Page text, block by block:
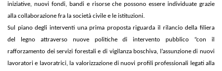
iniziative, nuovi fondi, bandi e risorse che possono essere individuate grazie
alla collaborazione fra la società civile e le istituzioni.
Sul piano degli interventi una prima proposta riguarda il rilancio della filiera
del legno attraverso nuove politiche di intervento pubblico “con il
rafforzamento dei servizi forestali e di vigilanza boschiva, l’assunzione di nuovi
lavoratori e lavoratrici, la valorizzazione di nuovi profili professionali legati alla